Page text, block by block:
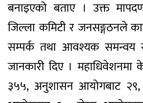
बनाइएको बताए । उक्त
जिल्ला कमिटी र जनसङ्गठनले
सम्पर्क तथा आवश्यक
जानकारी दिए । महाधिवेशनमा
३५५, अनुशासन आयोगबाट २९,